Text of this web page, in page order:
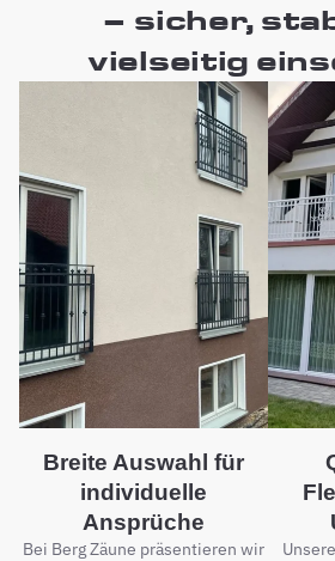
– sicher,
vielseitig
Breite Auswahl für
individuelle
Ansprüche
Bei Berg Zäune präsentieren wir